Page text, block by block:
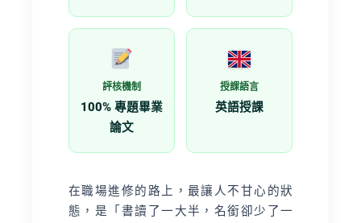
評核機制
100% 專題畢業
論文
授課語言
英語授課
在職場進修的路上，最讓人不甘心的狀
態，是「書讀了一大半，名銜卻少了一